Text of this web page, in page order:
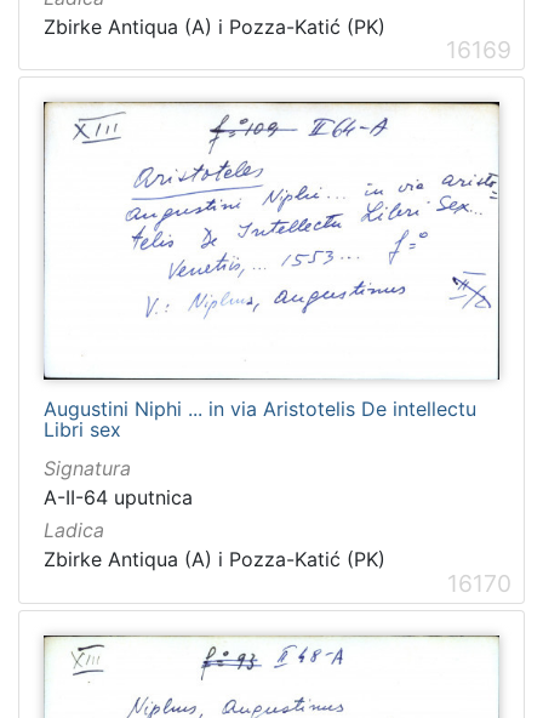
Zbirke Antiqua (A) i Pozza-Katić (PK)
16169
Augustini Niphi ... in via Aristotelis De intellectu
Libri sex
Signatura
A-II-64 uputnica
Ladica
Zbirke Antiqua (A) i Pozza-Katić (PK)
16170